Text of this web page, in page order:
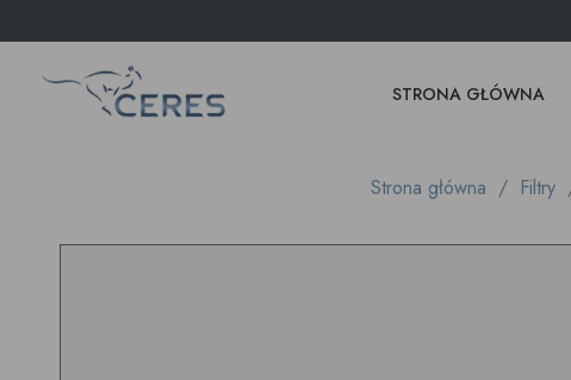
STRONA GŁÓWNA
Strona główna Filtry